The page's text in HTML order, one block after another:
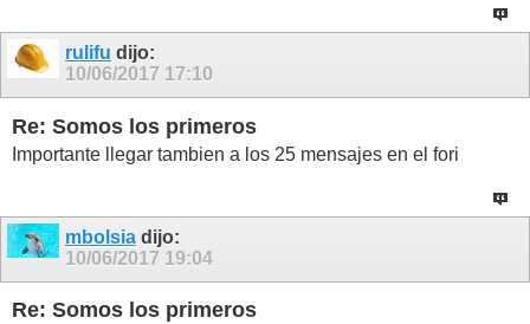
rulifu dijo:
10/06/2017 17:10
Re: Somos los primeros
Importante llegar tambien a los 25 mensajes en el fori
mbolsia dijo:
10/06/2017 19:04
Re: Somos los primeros